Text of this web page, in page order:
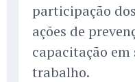
participação
ações de
capacitação em
trabalho.